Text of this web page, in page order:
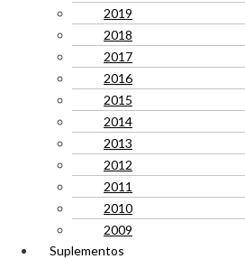
2019
2018
2017
2016
2015
2014
2013
2012
2011
2010
2009
Suplementos